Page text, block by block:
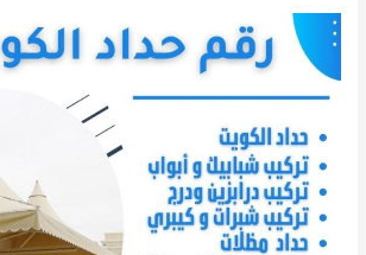
فني
حداد
الكويت
90905107
مظلات